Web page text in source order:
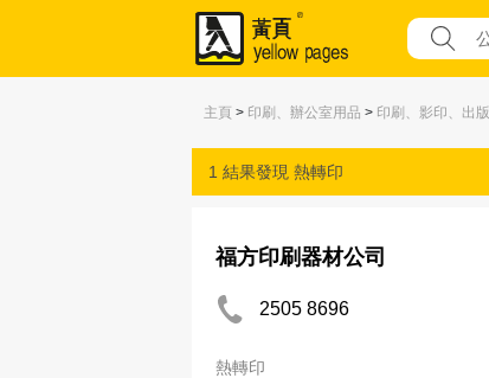
主頁 > 印刷、辦公室用品 > 印刷、影印、出版
1 結果發現 熱轉印
福方印刷器材公司
2505 8696
熱轉印